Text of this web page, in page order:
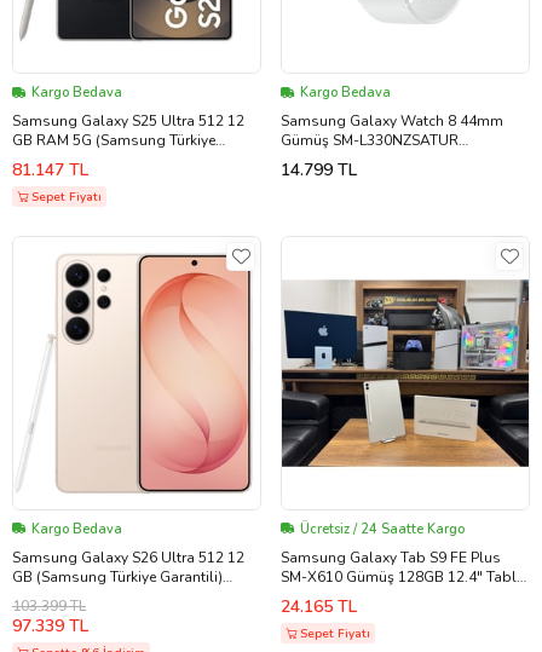
Kargo Bedava
Samsung Galaxy S25 Ultra 512 12
GB RAM 5G (Samsung Türkiye
Garantili) (Siyah)
81.147 TL
Sepet Fiyatı
Kargo Bedava
Samsung Galaxy Watch 8 44mm
Gümüş SM-L330NZSATUR
(Samsung Türkiye Garantili)
14.799 TL
Kargo Bedava
Samsung Galaxy S26 Ultra 512 12
GB (Samsung Türkiye Garantili)
Pembe
103.399 TL
97.339 TL
Ücretsiz / 24 Saatte Kargo
Samsung Galaxy Tab S9 FE Plus
SM-X610 Gümüş 128GB 12.4" Tablet
(İKİNCİ EL)
24.165 TL
Sepet Fiyatı